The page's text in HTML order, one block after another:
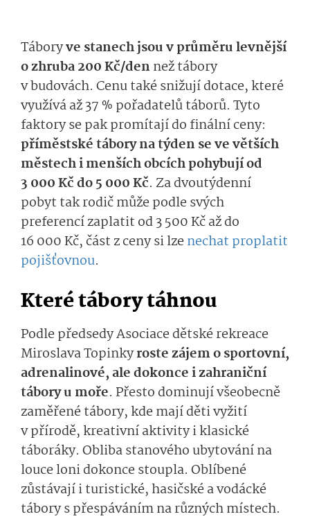
Táboryve stanech jsou v průměru levnější
o zhruba 200 Kč/dennež tábory
v budovách. Cenu také snižují dotace, které
využívá až 37 % pořadatelů táborů. Tyto
faktory se pak promítají do finální ceny:
příměstské tábory na týden se ve větších
městech i menších obcích pohybují od
3 000 Kč do 5 000 Kč. Za dvoutýdenní
pobyt tak rodič může podle svých
preferencí zaplatit od 3 500 Kč až do
16 000 Kč, část z ceny si lzenechat proplatit
pojišťovnou.
Které tábory táhnou
Podle předsedy Asociace dětské rekreace
Miroslava Topinkyroste zájem o sportovní,
adrenalinové, ale dokonce i zahraniční
tábory u moře. Přesto dominují všeobecně
zaměřené tábory, kde mají děti vyžití
v přírodě, kreativní aktivity i klasické
táboráky. Obliba stanového ubytování na
louce loni dokonce stoupla. Oblíbené
zůstávají i turistické, hasičské a vodácké
tábory s přespáváním na různých místech.